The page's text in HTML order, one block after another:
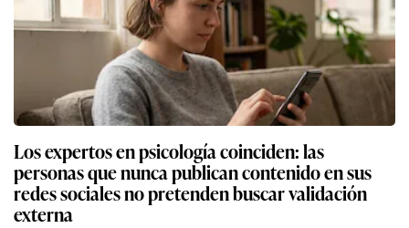
Los expertos en psicología coinciden: las
personas que nunca publican contenido en sus
redes sociales no pretenden buscar validación
externa